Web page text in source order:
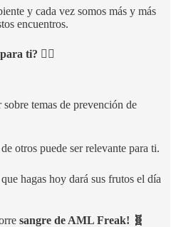
y cada vez somos más y más
encuentros.
ti? 🦸‍♂️
temas de prevención de
otros puede ser relevante para ti.
hagas hoy dará sus frutos el día
sangre de AML Freak! 🧬